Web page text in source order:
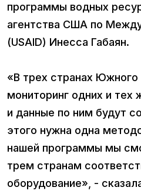
программы водных
агентства США по
(USAID) Инесса Габаян.
«В трех странах Южного
мониторинг одних и тех
и данные по ним будут
этого нужна одна
нашей программы мы
трем странам
оборудование», -